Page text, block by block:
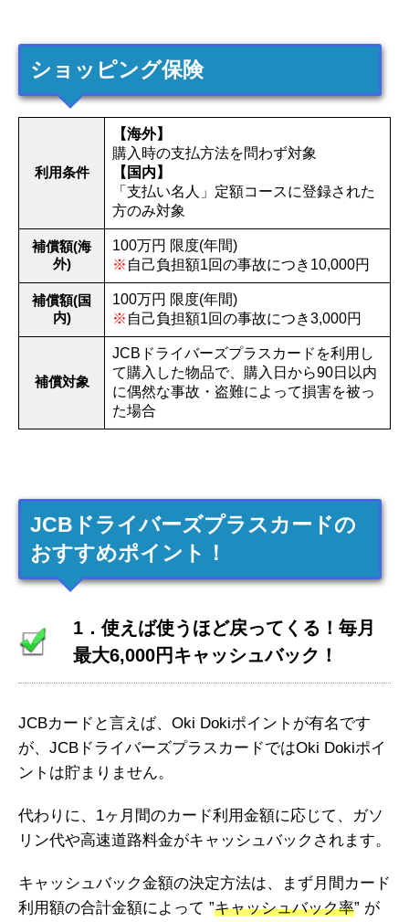
ショッピング保険
利用条件
【海外】
購入時の支払方法を問わず対象
【国内】
「支払い名人」定額コースに登録された
方のみ対象
補償額(海
外)
100万円 限度(年間)
※ 自己負担額1回の事故につき10,000円
補償額(国
内)
100万円 限度(年間)
※ 自己負担額1回の事故につき3,000円
補償対象
JCBドライバーズプラスカードを利用し
て購入した物品で、購入日から90日以内
に偶然な事故・盗難によって損害を被っ
た場合
JCBドライバーズプラスカードの
おすすめポイント！
1．使えば使うほど戻ってくる！毎月
最大6,000円キャッシュバック！
JCBカードと言えば、Oki Dokiポイントが有名です
が、JCBドライバーズプラスカードではOki Dokiポイ
ントは貯まりません。
代わりに、1ヶ月間のカード利用金額に応じて、ガソ
リン代や高速道路料金がキャッシュバックされます。
キャッシュバック金額の決定方法は、まず月間カード
利用額の合計金額によって ”キャッシュバック率” が